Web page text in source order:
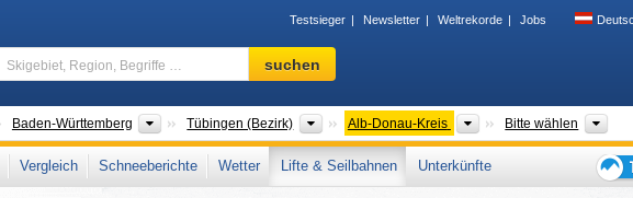
Testsieger Newsletter Weltrekorde Jobs
Skigebiet,
Region,
…
suchen
Baden-Württemberg Bundesländer
Tübingen (Bezirk) Bezirke
Alb-Donau-Kreis Landkreise
Bitte wählen
Vergleich Schneeberichte Wetter Lifte & Seilbahnen
Unterkünfte